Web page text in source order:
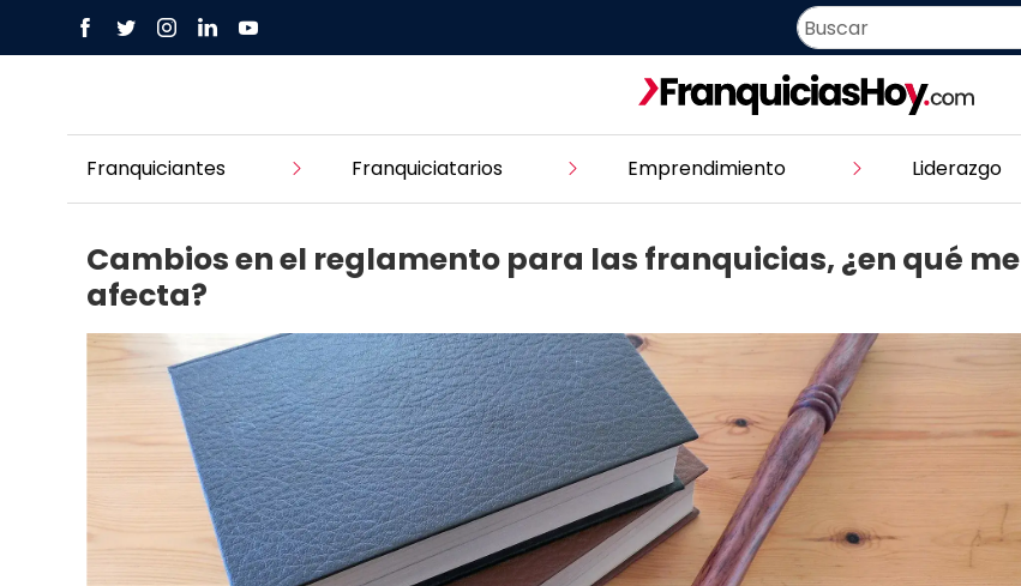
Franquiciantes Franquiciatarios Emprendimiento Liderazgo
Cambios en el reglamento para las franquicias, ¿en qué me
afecta?